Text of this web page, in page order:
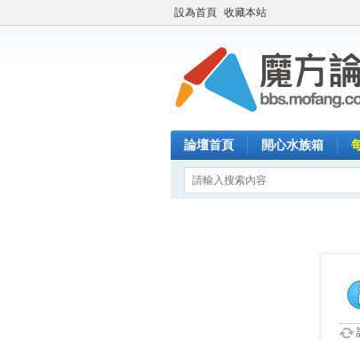
設為首頁 收藏本站
論壇首頁 開心水族箱